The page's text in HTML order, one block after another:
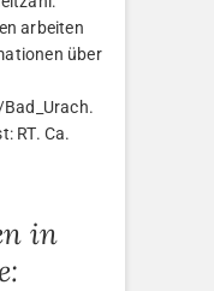
arbeiten
über
RT. Ca.
in